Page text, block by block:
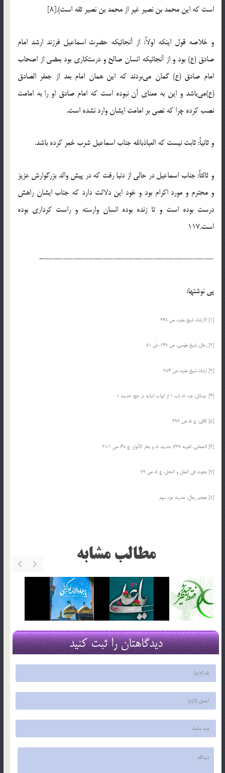
است که این محمد بن نصیر غیر از محمد بن نصیر ثقه است).[8]
و خلاصه قول اینکه اولاً:‌ از آنجائیکه حضرت اسماعیل فرزند ارشد امام
صادق (ع)‌ بود و از آنجائیکه انسان صالح و درستکاری بود بعضی از اصحاب
امام صادق (ع) گمان می‌بردند که این همان امام بعد از جعفر الصادق
(ع)‌می‌باشد و این به معنای آن نبوده است که امام صادق او را به امامت
نصب کرده چرا که نصی بر امامت ایشان وارد نشده است.
و ثانیاً: ثابت نیست که العیاذبالله جناب اسماعیل شرب خمر کرده باشد.
و ثالثاً:‌ جناب اسماعیل در حالی از دنیا رفت که در پیش والد بزرگوارش عزیز
و محترم و مورد اکرام بود و خود این دلالت دارد که جناب ایشان راهش
درست بوده است و تا زنده بوده انسان وارسته و راست کرداری بوده
است.117
—————————————————-
پي نوشتها:
[1] الارشاد، شیخ مفید، ص 248
[2] رجال، شیخ طوسی، ص 149، ش 81
[3] ارشاد، شیخ مفید، ص 284
[4] وسائل، جزء 8، باب 1 از ابواب انیایه در حج، حدیث 1
[5] کافی، ج 5، ص 299
[6] النعمانی، الغیبه 327، حدیث 8، و بحار الأنوار، ج 48، ص 21/1
[7] بحوث فی الملل و النحل، ج 8، ص 72
[8] معجم رجال، حدیث جزء سوم
مطالب مشابه
دیدگاهتان را ثبت کنید